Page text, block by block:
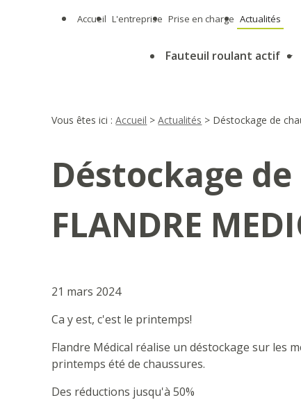
Accueil L'entreprise Prise en charge Actualités
Fauteuil roulant actif
Vous êtes ici : Accueil >Actualités > Déstockage de
Déstockage
FLANDRE
21 mars 2024
Ca y est, c'est le printemps!
Flandre Médical réalise un déstockage sur les
printemps été de chaussures.
Des réductions jusqu'à 50%